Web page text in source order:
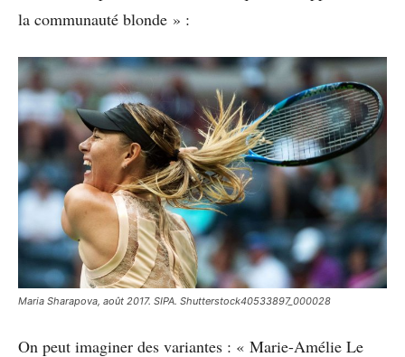
la communauté blonde » :
Maria Sharapova, août 2017. SIPA. Shutterstock40533897_000028
On peut imaginer des variantes : « Marie-Amélie Le